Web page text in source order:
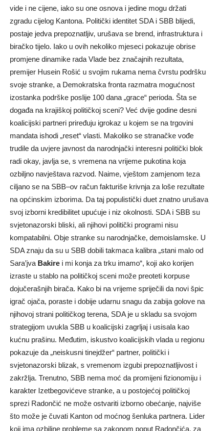
vide i ne cijene, iako su one osnova i jedine mogu držati
zgradu cijelog Kantona. Politički identitet SDA i SBB blijedi,
postaje jedva prepoznatljiv, urušava se brend, infrastruktura i
biračko tijelo. Iako u ovih nekoliko mjeseci pokazuje obrise
promjene dinamike rada Vlade bez značajnih rezultata,
premijer Husein Rošić u svojim rukama nema čvrstu podršku
svoje stranke, a Demokratska fronta razmatra mogućnost
izostanka podrške poslije 100 dana „grace“ perioda. Šta se
događa na krajiškoj političkoj sceni? Već dvije godine desni
koalicijski partneri priređuju igrokaz u kojem se na trgovini
mandata ishodi „reset“ vlasti. Makoliko se stranačke vođe
trudile da uvjere javnost da narodnjački interesni politički blok
radi okay, javlja se, s vremena na vrijeme pukotina koja
ozbiljno navještava razvod. Naime, vještom zamjenom teza
ciljano se na SBB–ov račun fakturiše krivnja za loše rezultate
na općinskim izborima. Da taj populistički duet znatno urušava
svoj izborni kredibilitet upućuje i niz okolnosti. SDA i SBB su
svjetonazorski bliski, ali njihovi politički programi nisu
kompatabilni. Obje stranke su narodnjačke, demoislamske. U
SDA znaju da su u SBB dobili takmaca kalibra „stani malo od
Sara’jva Bakire i mi konja za trku imamo“, koji ako korijen
izraste u stablo na političkoj sceni može preoteti korpuse
dojučerašnjih birača. Kako bi na vrijeme spriječili da novi špic
igrač ojača, poraste i dobije udarnu snagu da zabija golove na
njihovoj strani političkog terena, SDA je u skladu sa svojom
strategijom uvukla SBB u koalicijski zagrljaj i usisala kao
kućnu prašinu. Međutim, iskustvo koalicijskih vlada u regionu
pokazuje da „neiskusni tinejdžer“ partner, politički i
svjetonazorski blizak, s vremenom izgubi prepoznatljivost i
zakržlja. Trenutno, SBB nema moć da promijeni fizionomiju i
karakter Izetbegovićeve stranke, a u postojećoj političkoj
sprezi Radončić ne može ostvariti izborno obećanje, najviše
što može je čuvati Kanton od moćnog šenluka partnera. Lider
koji ima ozbiljne probleme sa zakonom poput Radončića, za